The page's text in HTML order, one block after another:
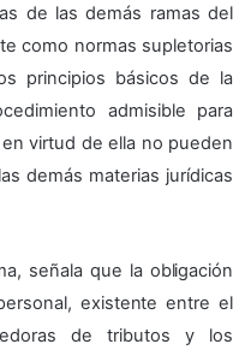
de las demás ramas del
como normas supletorias
principios básicos de la
admisible para
virtud de ella no pueden
demás materias jurídicas
señala que la obligación
existente entre el
de tributos y los